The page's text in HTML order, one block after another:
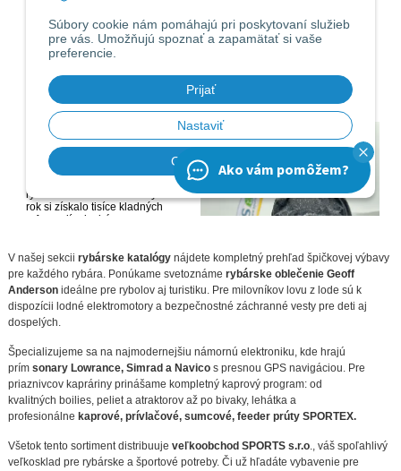
V našej sekcii rybárske katalógynájdete kompletný prehľad špičkovej výbavy
pre každého rybára. Ponúkame svetoznáme rybárske oblečenie Geoff
Andersonideálne pre rybolov aj turistiku. Pre milovníkov lovu z lode sú k
dispozícii lodné elektromotory a bezpečnostné záchranné vesty pre deti aj
dospelých.
Špecializujeme sa na najmodernejšiu námornú elektroniku, kde hrajú
prím sonary Lowrance, Simrad a Navicos presnou GPS navigáciou. Pre
priaznivcov kapráriny prinášame kompletný kaprový program: od
kvalitných boilies, peliet a atraktorov až po bivaky, lehátka a
profesionálne kaprové, prívlačové, sumcové, feeder prúty SPORTEX.
Všetok tento sortiment distribuuje veľkoobchod SPORTS s.r.o., váš spoľahlivý
veľkosklad pre rybárske a športové potreby. Či už hľadáte vybavenie pre